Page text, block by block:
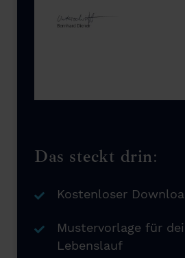
Das steckt drin:
Kostenloser
Mustervorlage für
Lebenslauf